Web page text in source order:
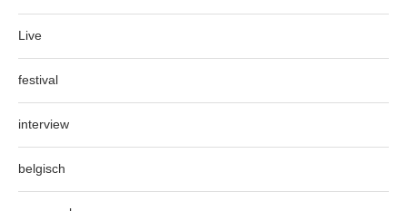
Live
festival
interview
belgisch